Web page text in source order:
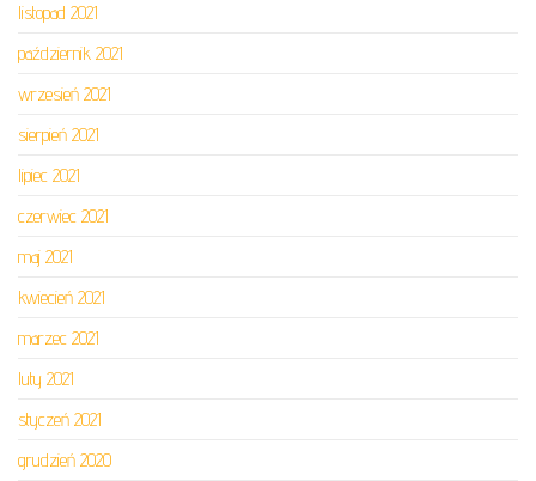
listopad 2021
październik 2021
wrzesień 2021
sierpień 2021
lipiec 2021
czerwiec 2021
maj 2021
kwiecień 2021
marzec 2021
luty 2021
styczeń 2021
grudzień 2020